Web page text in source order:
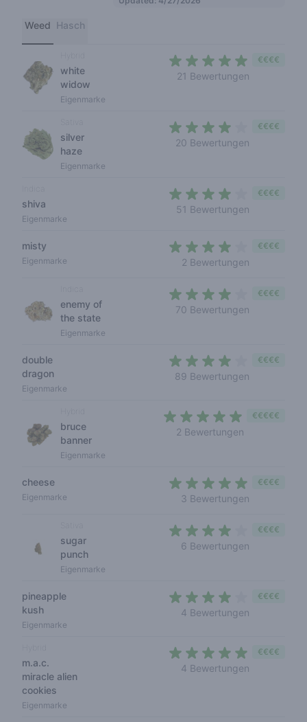
Weed Hasch
white
widow
Eigenmarke
21 Bewertungen
€€€€
silver
haze
Eigenmarke
20 Bewertungen
€€€€
shiva
Eigenmarke
51 Bewertungen
€€€€
misty
Eigenmarke 2 Bewertungen
€€€€
enemy of
the state
Eigenmarke
70 Bewertungen
€€€€
double
dragon
Eigenmarke
89 Bewertungen
€€€€
bruce
banner
Eigenmarke
2 Bewertungen
€€€€€
cheese
Eigenmarke 3 Bewertungen
€€€€
sugar
punch
Eigenmarke
6 Bewertungen
€€€€
pineapple
kush
Eigenmarke
4 Bewertungen
€€€€
m.a.c.
miracle alien
cookies
Eigenmarke
4 Bewertungen
€€€€